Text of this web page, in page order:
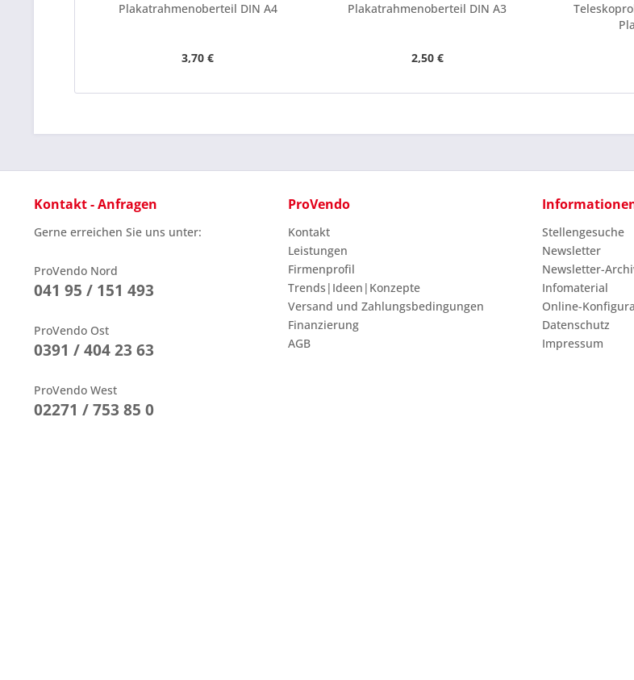
Plakatrahmenoberteil DIN A4
3,70 €
Plakatrahmenoberteil DIN A3
2,50 €
Kontakt - Anfragen
Gerne erreichen Sie uns unter:
ProVendo Nord
041 95 / 151 493
ProVendo Ost
0391 / 404 23 63
ProVendo West
02271 / 753 85 0
ProVendo
Kontakt
Leistungen
Firmenprofil
Trends|Ideen|Konzepte
Versand und Zahlungsbedingungen
Finanzierung
AGB
Stellengesuche
Newsletter
Newsletter-
Infomaterial
Online-
Datenschutz
Impressum